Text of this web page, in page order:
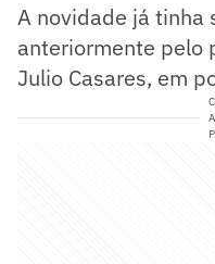
A novidade já tinha
anteriormente pelo
Julio Casares, em